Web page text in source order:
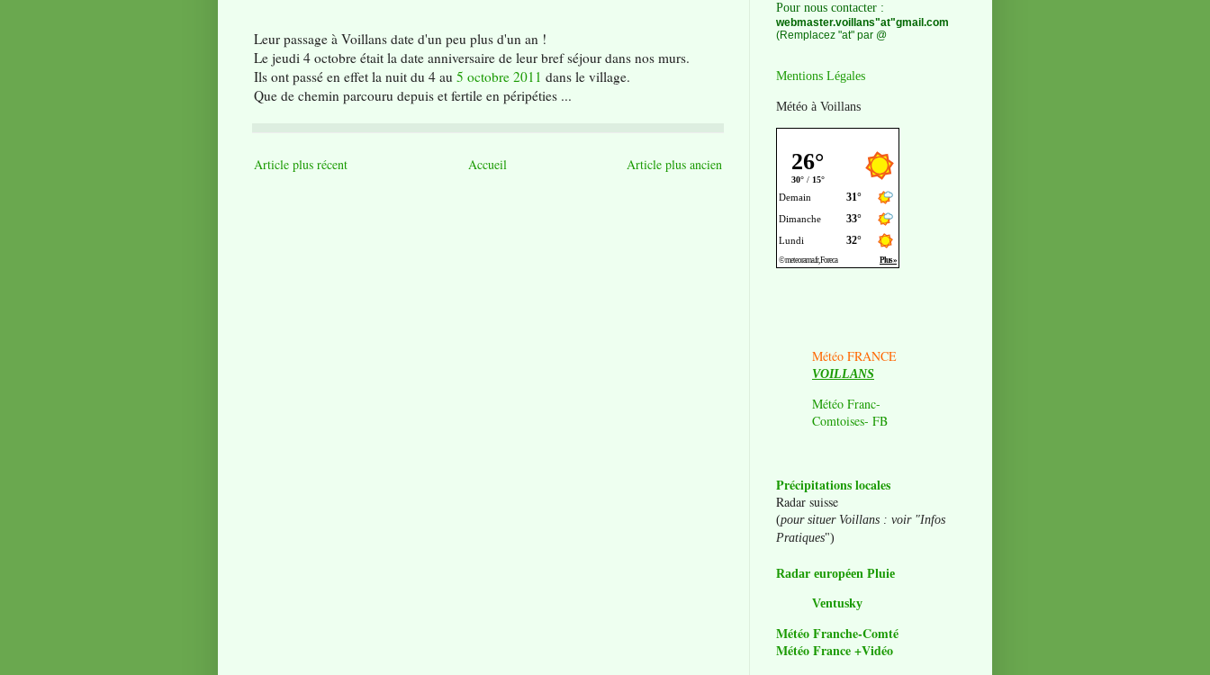
Leur passage à Voillans date d'un peu plus d'un an !
Le jeudi 4 octobre était la date anniversaire de leur bref séjour dans nos murs.
Ils ont passé en effet la nuit du 4 au 5 octobre 2011 dans le village.
Que de chemin parcouru depuis et fertile en péripéties ...
Article plus récent Article plus ancien
Accueil
Pour nous contacter :
webmaster.voillans"at"gmail.com
(Remplacez "at" par @
Mentions Légales
Météo à Voillans
Météo FRANCE
VOILLANS
Météo Franc-
Comtoises- FB
Précipitations locales
Radar suisse
(pour situer Voillans : voir "Infos
Pratiques")
Radar européen Pluie
Ventusky
Météo Franche-Comté
Météo France +Vidéo